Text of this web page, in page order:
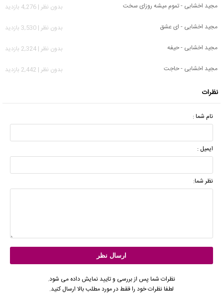
مجید اخشابی - تموم میشه روزای سخت
بدون نظر | 4,276 بازدید
مجید اخشابی - ای عشق
بدون نظر | 3,530 بازدید
مجید اخشابی - حیفه
بدون نظر | 2,324 بازدید
مجید اخشابی - حاجت
بدون نظر | 2,442 بازدید
نظرات
نام شما :
ایمیل :
نظر شما:
نظرات شما پس از بررسی و تایید نمایش داده می شود.
لطفا نظرات خود را فقط در مورد مطلب بالا ارسال کنید.